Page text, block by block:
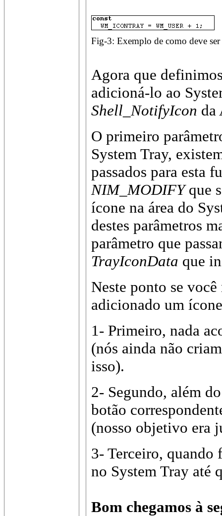
Fig-3: Exemplo de como deve
Agora que
adicioná-lo ao
Shell_NotifyIcon da
O primeiro
System Tray,
passados para esta
NIM_MODIFYque
ícone na área do
destes parâmetros
parâmetro que
TrayIconData que
Neste ponto se
adicionado um
1- Primeiro, nada
(nós ainda não
isso).
2- Segundo, além
botão
(nosso objetivo era
3- Terceiro, quando
no System Tray até
Bom chegamos à